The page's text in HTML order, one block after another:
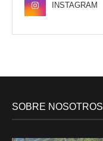
INSTAGRAM
SOBRE NOSOTROS